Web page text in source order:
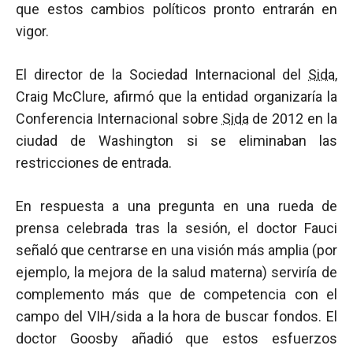
que estos cambios políticos pronto entrarán en
vigor.
El director de la Sociedad Internacional del Sida,
Craig McClure, afirmó que la entidad organizaría la
Conferencia Internacional sobre Sida de 2012 en la
ciudad de Washington si se eliminaban las
restricciones de entrada.
En respuesta a una pregunta en una rueda de
prensa celebrada tras la sesión, el doctor Fauci
señaló que centrarse en una visión más amplia (por
ejemplo, la mejora de la salud materna) serviría de
complemento más que de competencia con el
campo del VIH/sida a la hora de buscar fondos. El
doctor Goosby añadió que estos esfuerzos